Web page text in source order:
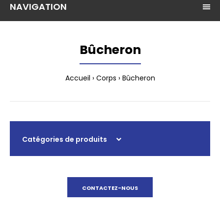
NAVIGATION
Bûcheron
Accueil Corps Bûcheron
Catégories de produits
CONTACTEZ-NOUS